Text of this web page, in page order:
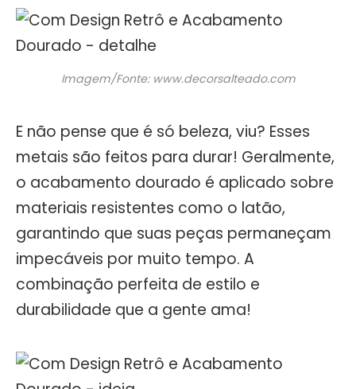
Imagem/Fonte: www.decorsalteado.com
E não pense que é só beleza, viu? Esses
metais são feitos para durar! Geralmente,
o acabamento dourado é aplicado sobre
materiais resistentes como o latão,
garantindo que suas peças permaneçam
impecáveis por muito tempo. A
combinação perfeita de estilo e
durabilidade que a gente ama!